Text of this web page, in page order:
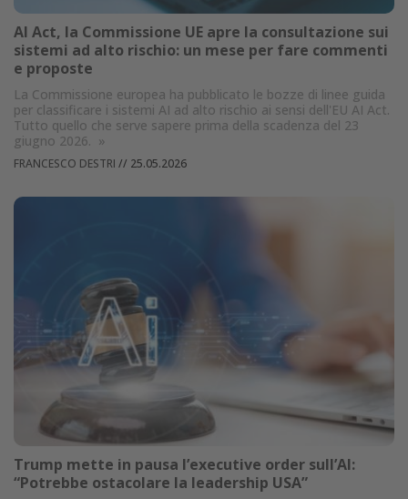
AI Act, la Commissione UE apre la consultazione sui
sistemi ad alto rischio: un mese per fare commenti
e proposte
La Commissione europea ha pubblicato le bozze di linee guida
per classificare i sistemi AI ad alto rischio ai sensi dell'EU AI Act.
Tutto quello che serve sapere prima della scadenza del 23
giugno 2026. »
FRANCESCO DESTRI // 25.05.2026
Trump mette in pausa l’executive order sulI’AI:
“Potrebbe ostacolare la leadership USA”